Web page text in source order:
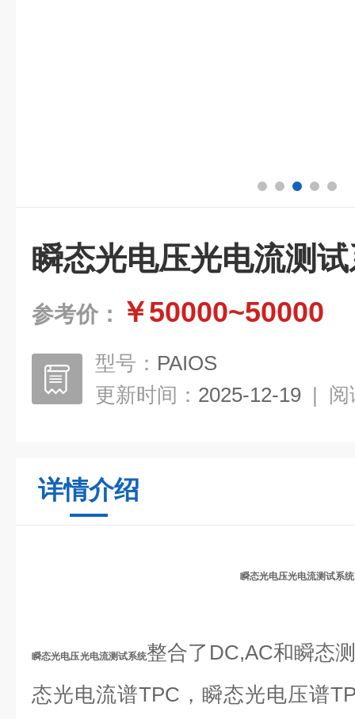
瞬态光电压光电流测
参考价： ￥50000~50000
型号： PAIOS
更新时间： 2025-12-19 | 阅
详情介绍
瞬态光电压光电流测试系统
瞬态光电压光电流测试系统整合了DC,AC和瞬态
态光电流谱TPC，瞬态光电压谱